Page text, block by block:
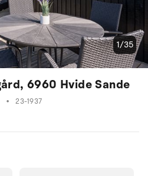
6960 Hvide Sande
• 23-1937
1/35